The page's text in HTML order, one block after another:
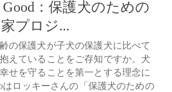
Good：保護犬のための
プロジ...
の保護犬が子犬の保護犬に比べて
えていることをご存知ですか。犬
せを守ることを第一とする理念に
はロッキーさんの「保護犬のための